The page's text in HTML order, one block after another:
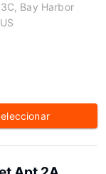
Bay Harbor